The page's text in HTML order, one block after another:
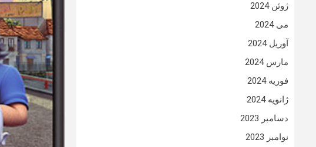
ژوئن 2024
می 2024
آوریل 2024
مارس 2024
فوریه 2024
ژانویه 2024
دسامبر 2023
نوامبر 2023